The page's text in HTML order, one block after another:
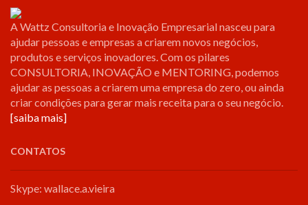
A Wattz Consultoria e Inovação Empresarial nasceu para
ajudar pessoas e empresas a criarem novos negócios,
produtos e serviços inovadores. Com os pilares
CONSULTORIA, INOVAÇÃO e MENTORING, podemos
ajudar as pessoas a criarem uma empresa do zero, ou ainda
criar condições para gerar mais receita para o seu negócio.
[saiba mais]
CONTATOS
Skype: wallace.a.vieira